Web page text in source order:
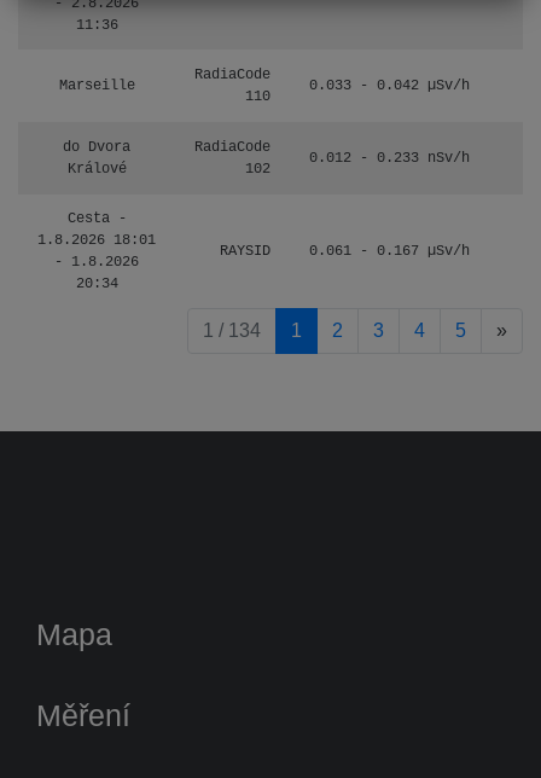
- 2.8.2026
11:36
Marseille
RadiaCode
110
0.033 - 0.042 µSv/h
do Dvora
Králové
RadiaCode
102
0.012 - 0.233 nSv/h
Cesta -
1.8.2026 18:01
- 1.8.2026
20:34
RAYSID 0.061 - 0.167 µSv/h
1 / 134 1 2 3 4 5 »
Mapa
Měření